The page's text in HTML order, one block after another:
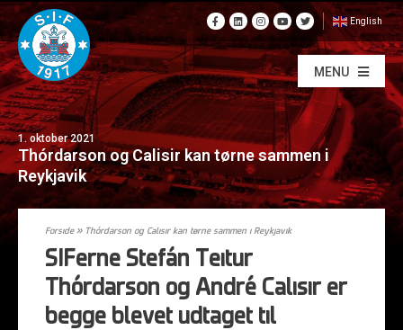
English
MENU
1. oktober 2021
Thórdarson og Calisir kan tørne sammen i
Reykjavik
Forside» Thórdarson og Calisir kan tørne sammen i Reykjavik
SIFerne Stefán Teitur
Thórdarson og André Calisir er
begge blevet udtaget til